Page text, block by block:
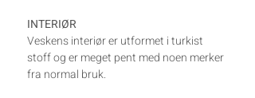
INTERIØR
Veskens interiør er utformet i turkist
stoff og er meget pent med noen merker
fra normal bruk.